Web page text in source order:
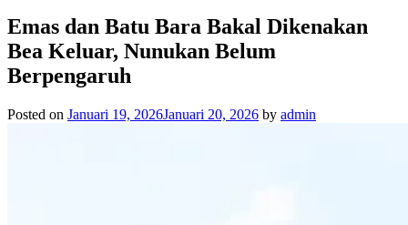
Emas dan Batu Bara Bakal Dikenakan
Bea Keluar, Nunukan Belum
Berpengaruh
Posted on Januari 19, 2026Januari 20, 2026 by admin